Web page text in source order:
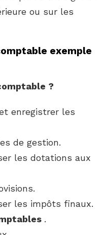
ou sur les
exemple
?
enregistrer les
de gestion.
les dotations aux
les impôts finaux.
.